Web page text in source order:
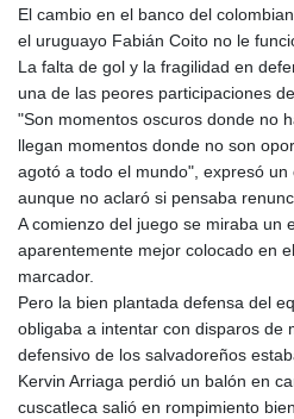
El cambio en el banco del
el uruguayo Fabián Coito no le
La falta de gol y la fragilidad en
una de las peores participaciones
"Son momentos oscuros donde no
llegan momentos donde no son
agotó a todo el mundo", expresó un
aunque no aclaró si pensaba
A comienzo del juego se miraba un
aparentemente mejor colocado en
marcador.
Pero la bien plantada defensa del
obligaba a intentar con disparos de
defensivo de los salvadoreños
Kervin Arriaga perdió un balón en
cuscatleca salió en rompimiento